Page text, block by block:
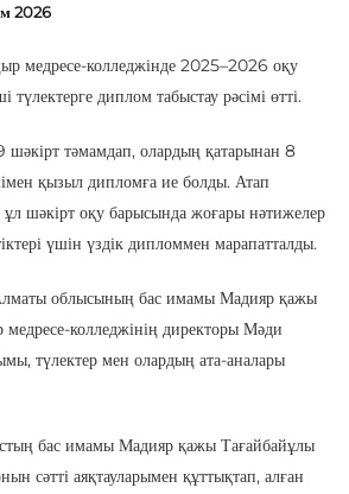
2026
медресе-колледжінде 2025–2026 оқу
түлектерге диплом табыстау рәсімі өтті.
шәкірт тәмамдап, олардың қатарынан 8
қызыл дипломға ие болды. Атап
шәкірт оқу барысында жоғары нәтижелер
үшін үздік дипломмен марапатталды.
облысының бас имамы Мадияр қажы
колледжінің директоры Мәди
түлектер мен олардың ата-аналары
бас имамы Мадияр қажы Тағайбайұлы
сәтті аяқтауларымен құттықтап, алған